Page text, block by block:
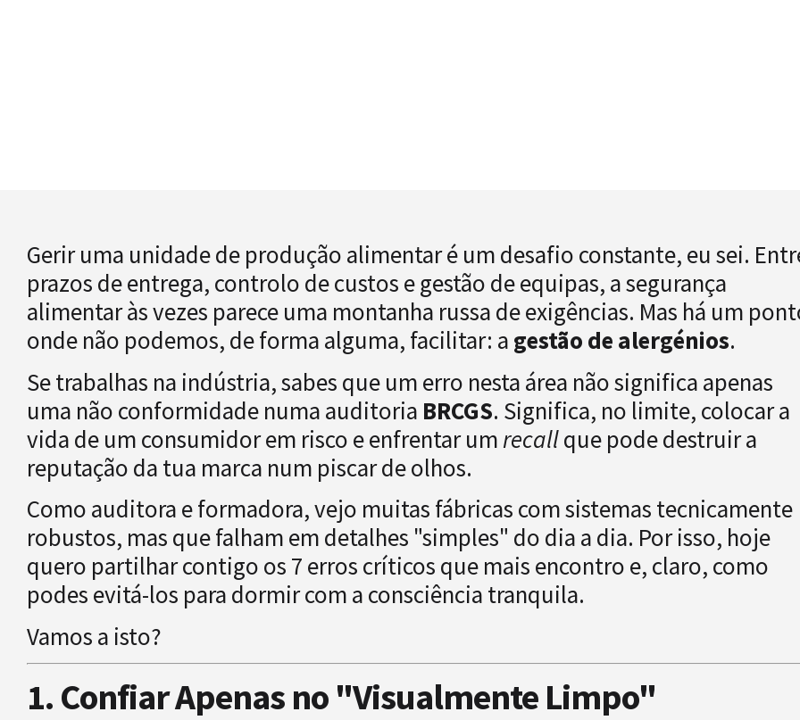
Gerir uma unidade de produção alimentar é um desafio constante, eu sei.
prazos de entrega, controlo de custos e gestão de equipas, a segurança
alimentar às vezes parece uma montanha russa de exigências. Mas há um
onde não podemos, de forma alguma, facilitar: a gestão de alergénios.
Se trabalhas na indústria, sabes que um erro nesta área não significa apenas
uma não conformidade numa auditoria BRCGS. Significa, no limite, colocar a
vida de um consumidor em risco e enfrentar um recallque pode destruir a
reputação da tua marca num piscar de olhos.
Como auditora e formadora, vejo muitas fábricas com sistemas tecnicamente
robustos, mas que falham em detalhes "simples" do dia a dia. Por isso, hoje
quero partilhar contigo os 7 erros críticos que mais encontro e, claro, como
podes evitá-los para dormir com a consciência tranquila.
Vamos a isto?
1. Confiar Apenas no "Visualmente Limpo"